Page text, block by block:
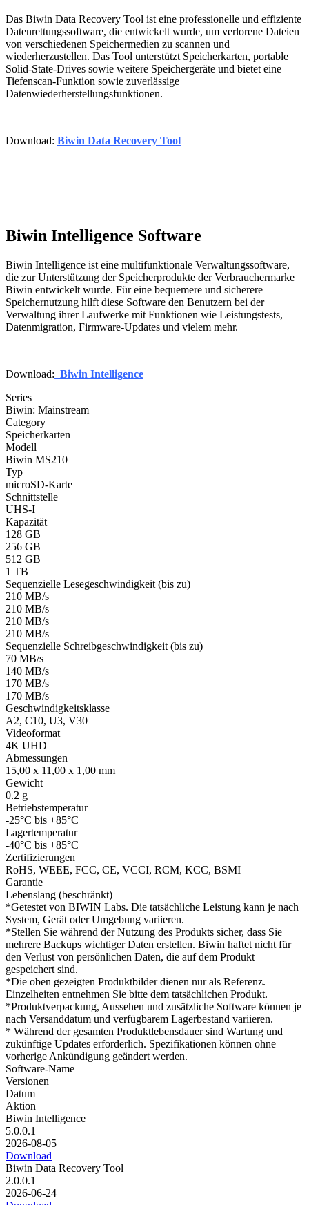
Das Biwin Data Recovery Tool ist eine professionelle und effiziente
Datenrettungssoftware, die entwickelt wurde, um verlorene Dateien
von verschiedenen Speichermedien zu scannen und
wiederherzustellen. Das Tool unterstützt Speicherkarten, portable
Solid-State-Drives sowie weitere Speichergeräte und bietet eine
Tiefenscan-Funktion sowie zuverlässige
Datenwiederherstellungsfunktionen.
Download: Biwin Data Recovery Tool
Biwin Intelligence Software
Biwin Intelligence ist eine multifunktionale Verwaltungssoftware,
die zur Unterstützung der Speicherprodukte der Verbrauchermarke
Biwin entwickelt wurde. Für eine bequemere und sicherere
Speichernutzung hilft diese Software den Benutzern bei der
Verwaltung ihrer Laufwerke mit Funktionen wie Leistungstests,
Datenmigration, Firmware-Updates und vielem mehr.
Download: Biwin Intelligence
Series
Biwin: Mainstream
Category
Speicherkarten
Modell
Biwin MS210
Typ
microSD-Karte
Schnittstelle
UHS-I
Kapazität
128 GB
256 GB
512 GB
1 TB
Sequenzielle Lesegeschwindigkeit (bis zu)
210 MB/s
210 MB/s
210 MB/s
210 MB/s
Sequenzielle Schreibgeschwindigkeit (bis zu)
70 MB/s
140 MB/s
170 MB/s
170 MB/s
Geschwindigkeitsklasse
A2, C10, U3, V30
Videoformat
4K UHD
Abmessungen
15,00 x 11,00 x 1,00 mm
Gewicht
0.2 g
Betriebstemperatur
-25°C bis +85°C
Lagertemperatur
-40°C bis +85°C
Zertifizierungen
RoHS, WEEE, FCC, CE, VCCI, RCM, KCC, BSMI
Garantie
Lebenslang (beschränkt)
*Getestet von BIWIN Labs. Die tatsächliche Leistung kann je nach
System, Gerät oder Umgebung variieren.
*Stellen Sie während der Nutzung des Produkts sicher, dass Sie
mehrere Backups wichtiger Daten erstellen. Biwin haftet nicht für
den Verlust von persönlichen Daten, die auf dem Produkt
gespeichert sind.
*Die oben gezeigten Produktbilder dienen nur als Referenz.
Einzelheiten entnehmen Sie bitte dem tatsächlichen Produkt.
*Produktverpackung, Aussehen und zusätzliche Software können je
nach Versanddatum und verfügbarem Lagerbestand variieren.
* Während der gesamten Produktlebensdauer sind Wartung und
zukünftige Updates erforderlich. Spezifikationen können ohne
vorherige Ankündigung geändert werden.
Software‑Name
Versionen
Datum
Aktion
Biwin Intelligence
5.0.0.1
2026-08-05
Download
Biwin Data Recovery Tool
2.0.0.1
2026-06-24